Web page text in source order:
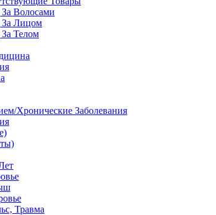
Волосами
За Лицом
За Телом
Хронические Заболевания
Травма